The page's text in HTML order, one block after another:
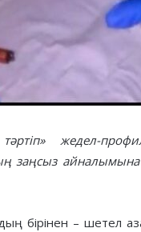
жедел-
заңсыз
бірінен – шетел